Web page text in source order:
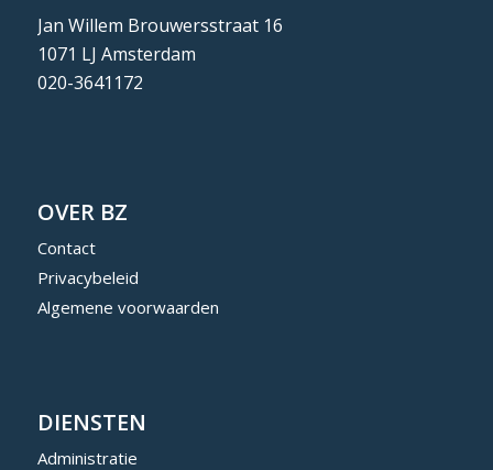
Jan Willem Brouwersstraat 16
1071 LJ Amsterdam
020-3641172
OVER BZ
Contact
Privacybeleid
Algemene voorwaarden
DIENSTEN
Administratie